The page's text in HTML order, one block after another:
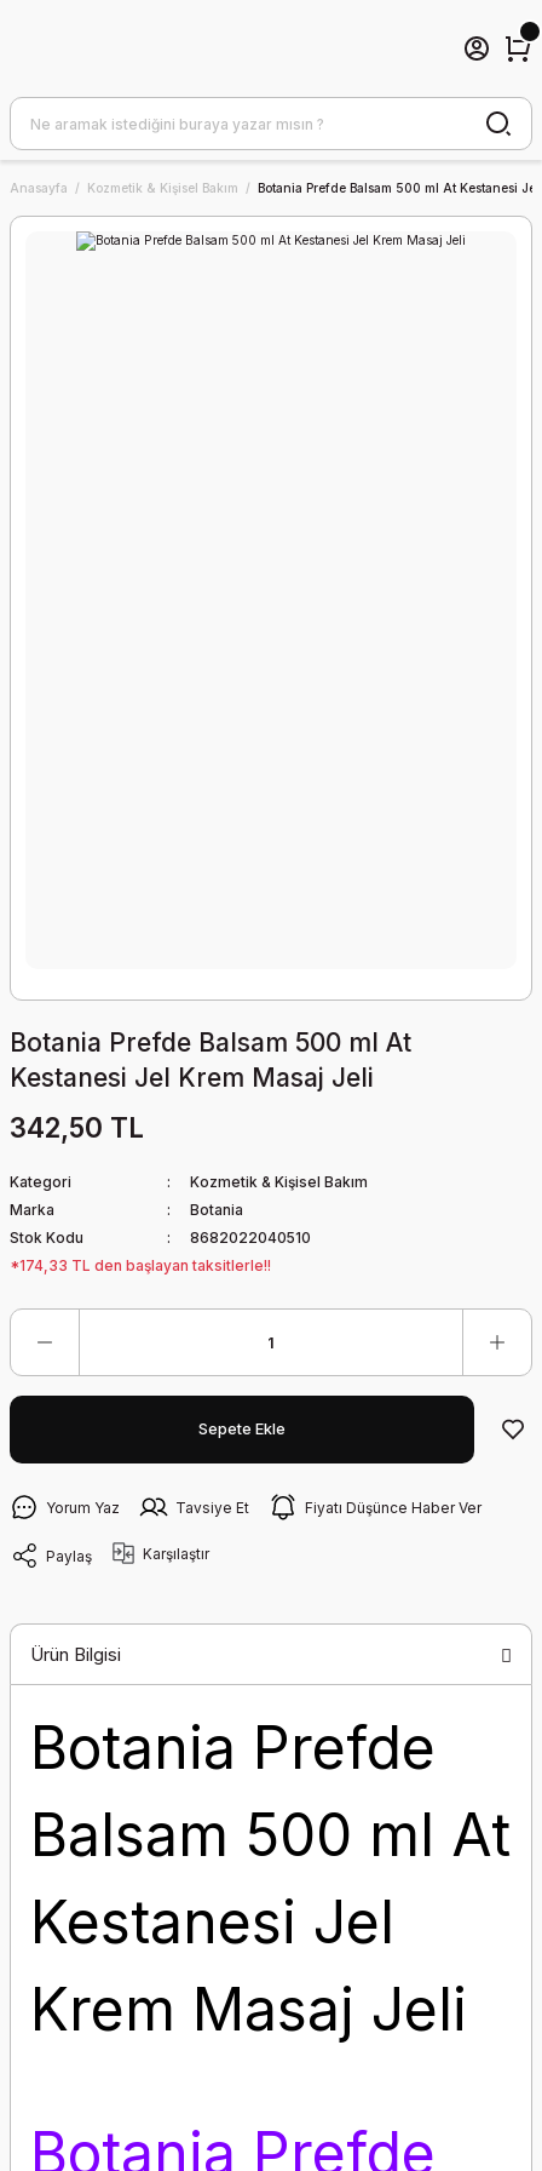
Anasayfa Kozmetik & Kişisel Bakım Botania Prefde Balsam 500 ml At Kestanesi
Botania Prefde Balsam 500 ml At
Kestanesi Jel Krem Masaj Jeli
342,50 TL
Kategori
Kozmetik & Kişisel Bakım
Marka
Botania
Stok Kodu
8682022040510
*174,33 TL den başlayan taksitlerle!!
Sepete Ekle
Yorum Yaz Tavsiye Et Fiyatı Düşünce Haber Ver
Paylaş Karşılaştır
Ürün Bilgisi
Botania Prefde
Balsam 500 ml At
Kestanesi Jel
Krem Masaj Jeli
Botania Prefde